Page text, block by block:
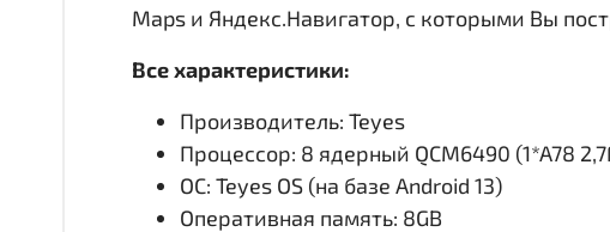
Maps и Яндекс.Навигатор, с которыми Вы
Все характеристики:
Производитель: Teyes
Процессор: 8 ядерный QCM6490 (1*A78
ОС: Teyes OS (на базе Android 13)
Оперативная память: 8GB